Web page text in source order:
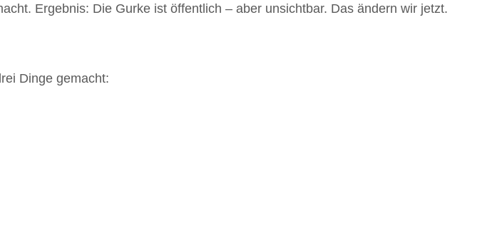
Ergebnis: Die Gurke ist öffentlich – aber unsichtbar. Das ändern wir jetzt.
Dinge gemacht: